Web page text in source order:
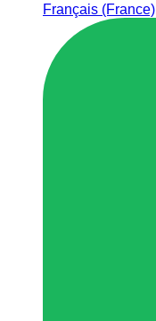
Français (France)